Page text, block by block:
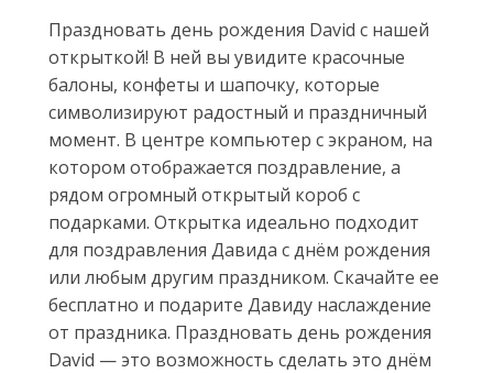
Праздновать день рождения David с нашей
открыткой! В ней вы увидите красочные
балоны, конфеты и шапочку, которые
символизируют радостный и праздничный
момент. В центре компьютер с экраном, на
котором отображается поздравление, а
рядом огромный открытый короб с
подарками. Открытка идеально подходит
для поздравления Давида с днём рождения
или любым другим праздником. Скачайте ее
бесплатно и подарите Давиду наслаждение
от праздника. Праздновать день рождения
David — это возможность сделать это днём